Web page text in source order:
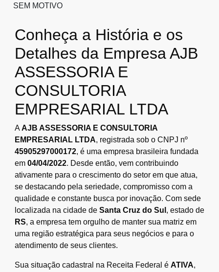
SEM MOTIVO
Conheça a História e os
Detalhes da Empresa AJB
ASSESSORIA E
CONSULTORIA
EMPRESARIAL LTDA
AAJB ASSESSORIA E CONSULTORIA
EMPRESARIAL LTDA, registrada sob o CNPJ nº
45905297000172, é uma empresa brasileira fundada
em 04/04/2022. Desde então, vem contribuindo
ativamente para o crescimento do setor em que atua,
se destacando pela seriedade, compromisso com a
qualidade e constante busca por inovação. Com sede
localizada na cidade de Santa Cruz do Sul , estado de
RS, a empresa tem orgulho de manter sua matriz em
uma região estratégica para seus negócios e para o
atendimento de seus clientes.
Sua situação cadastral na Receita Federal é ATIVA,